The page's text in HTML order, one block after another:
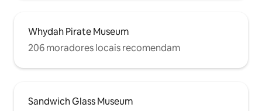
Whydah Pirate Museum
206 moradores locais recomendam
Sandwich Glass Museum